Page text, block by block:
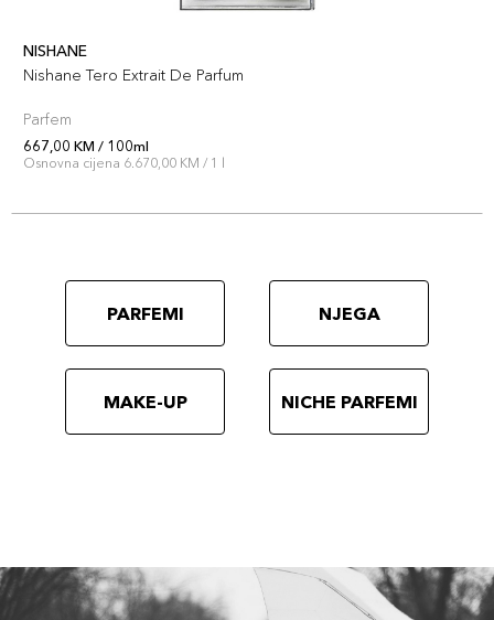
NISHANE
Nishane Tero Extrait De Parfum
Parfem
667,00 KM / 100ml
Osnovna cijena 6.670,00 KM / 1 l
PARFEMI NJEGA
MAKE-UP NICHE PARFEMI